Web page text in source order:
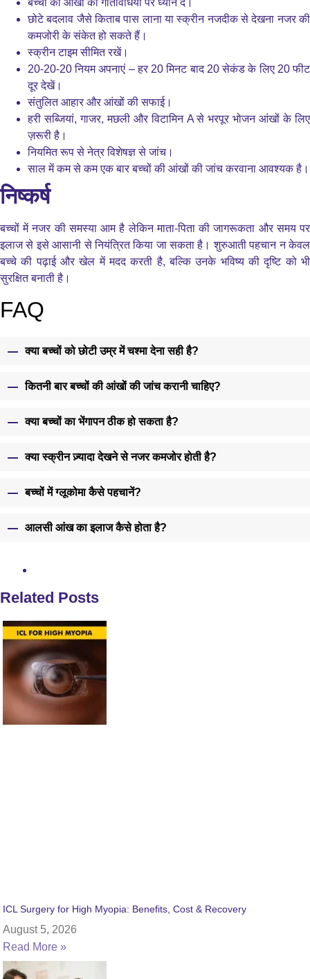
छोटे बदलाव जैसे किताब पास लाना या स्क्रीन नजदीक से देखना नजर की
कमजोरी के संकेत हो सकते हैं।
स्क्रीन टाइम सीमित रखें।
20-20-20 नियम अपनाएं – हर 20 मिनट बाद 20 सेकंड के लिए 20 फीट
दूर देखें।
संतुलित आहार और आंखों की सफाई।
हरी सब्जियां, गाजर, मछली और विटामिन A से भरपूर भोजन आंखों के लिए
ज़रूरी है।
नियमित रूप से नेत्र विशेषज्ञ से जांच।
साल में कम से कम एक बार बच्चों की आंखों की जांच करवाना आवश्यक है।
निष्कर्ष
बच्चों में नजर की समस्या आम है लेकिन माता-पिता की जागरूकता और समय पर
इलाज से इसे आसानी से नियंत्रित किया जा सकता है। शुरुआती पहचान न केवल
बच्चे की पढ़ाई और खेल में मदद करती है, बल्कि उनके भविष्य की दृष्टि को भी
सुरक्षित बनाती है।
FAQ
क्या बच्चों को छोटी उम्र में चश्मा देना सही है?
कितनी बार बच्चों की आंखों की जांच करानी चाहिए?
क्या बच्चों का भेंगापन ठीक हो सकता है?
क्या स्क्रीन ज़्यादा देखने से नजर कमजोर होती है?
बच्चों में ग्लूकोमा कैसे पहचानें?
आलसी आंख का इलाज कैसे होता है?
Related Posts
ICL Surgery for High Myopia: Benefits, Cost & Recovery
August 5, 2026
Read More »